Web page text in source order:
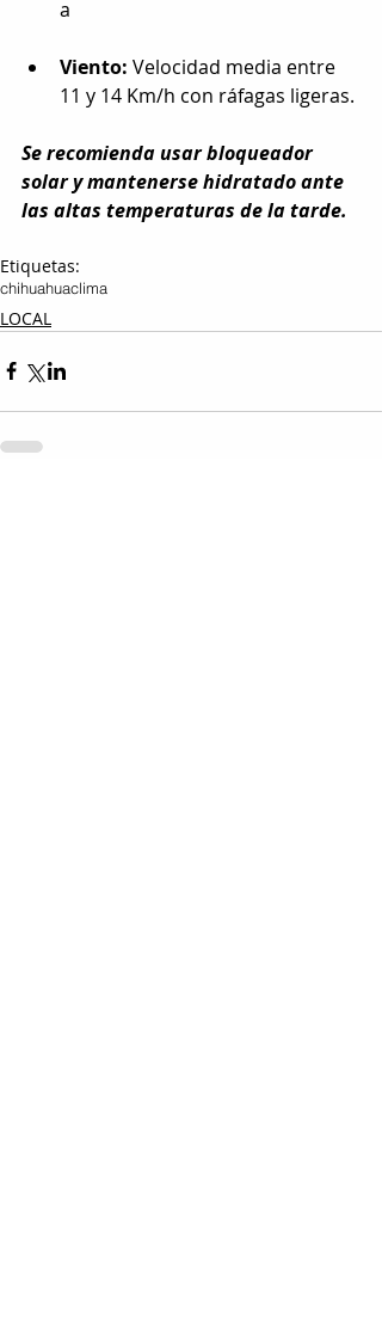
a
Viento: Velocidad media entre
11 y 14 Km/h con ráfagas ligeras.
Se recomienda usar bloqueador
solar y mantenerse hidratado ante
las altas temperaturas de la tarde.
Etiquetas:
chihuahuaclima
LOCAL